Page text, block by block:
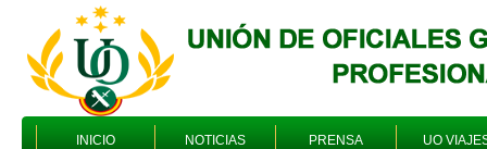
INICIO NOTICIAS PRENSA UO